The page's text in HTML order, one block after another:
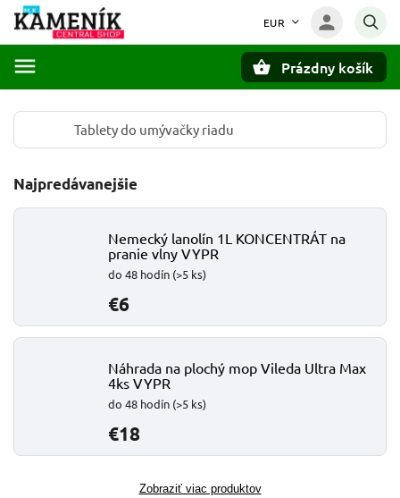
EUR
Prázdny košík
Tablety do umývačky riadu
Najpredávanejšie
Nemecký lanolín 1L KONCENTRÁT na
pranie vlny VYPR
do 48 hodín (>5 ks)
€6
Náhrada na plochý mop Vileda Ultra Max
4ks VYPR
do 48 hodín (>5 ks)
€18
Zobraziť viac produktov